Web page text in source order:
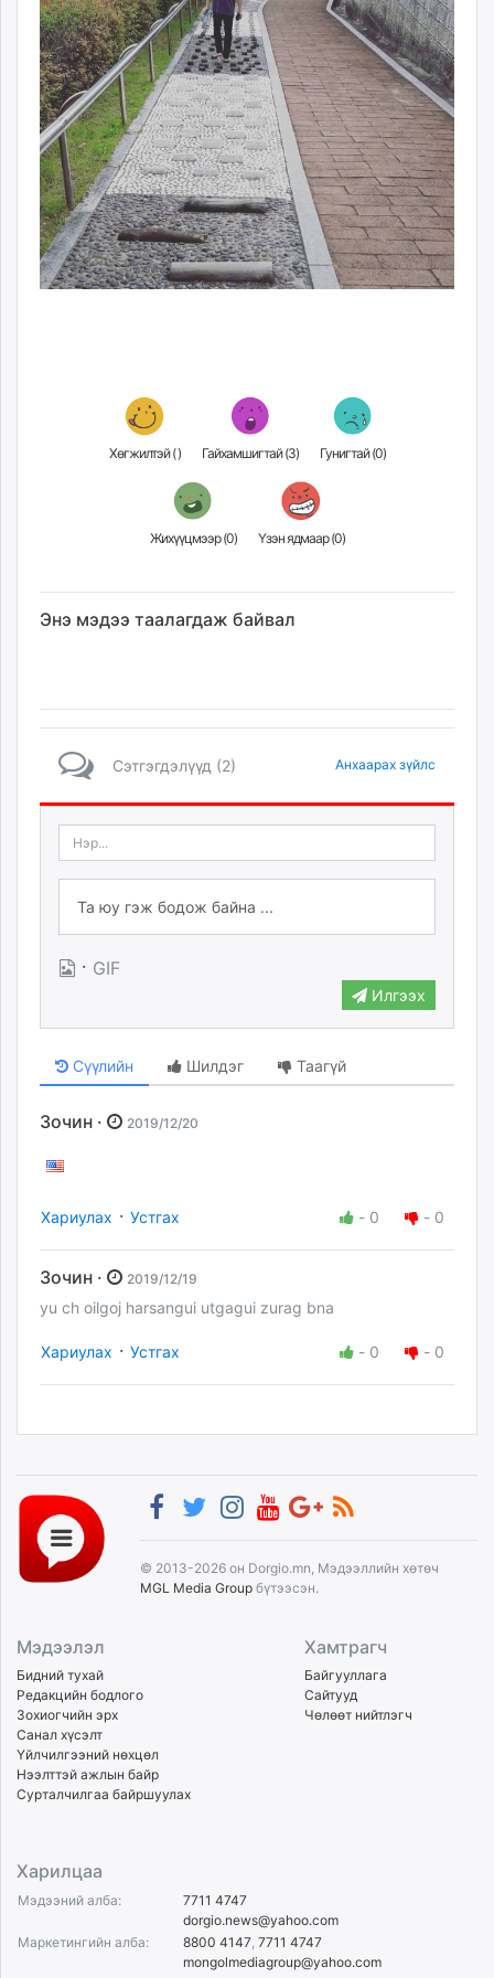
Хөгжилтэй () Гайхамшигтай (3) Гунигтай (0)
Жихүүцмээр (0) Үзэн ядмаар (0)
Энэ мэдээ таалагдаж байвал
Сэтгэгдэлүүд (2) Анхаарах зүйлс
· GIF
Илгээх
Сүүлийн Шилдэг Таагүй
Зочин · 2019/12/20
Хариулах · Устгах - 0 - 0
Зочин · 2019/12/19
yu ch oilgoj harsangui utgagui zurag bna
Хариулах · Устгах - 0 - 0
© 2013-2026 он Dorgio.mn, Мэдээллийн хөтөч
MGL Media Group бүтээсэн.
Мэдээлэл
Бидний тухай
Редакцийн бодлого
Зохиогчийн эрх
Санал хүсэлт
Үйлчилгээний нөхцөл
Нээлттэй ажлын байр
Сурталчилгаа байршуулах
Хамтрагч
Байгууллага
Сайтууд
Чөлөөт нийтлэгч
Харилцаа
Мэдээний алба:
7711 4747
dorgio.news@yahoo.com
Маркетингийн алба:
8800 4147, 7711 4747
mongolmediagroup@yahoo.com